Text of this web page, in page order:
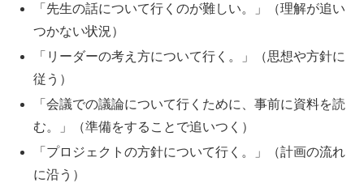
「先生の話について行くのが難しい。」（理解が追い
つかない状況）
「リーダーの考え方について行く。」（思想や方針に
従う）
「会議での議論について行くために、事前に資料を読
む。」（準備をすることで追いつく）
「プロジェクトの方針について行く。」（計画の流れ
に沿う）